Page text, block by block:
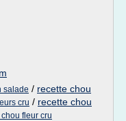
salade / recette chou
cru / recette chou
fleur cru